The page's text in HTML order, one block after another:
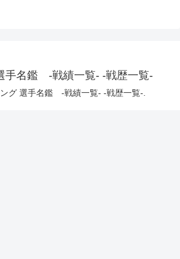
手名鑑 -戦績一覧- -戦歴一覧-
グ 選手名鑑 -戦績一覧- -戦歴一覧-.